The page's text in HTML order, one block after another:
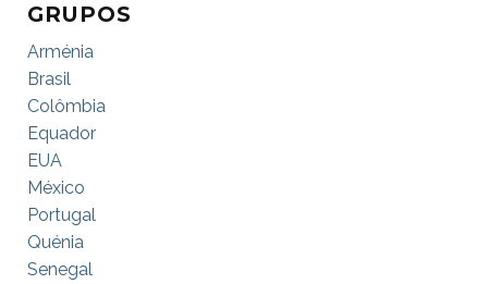
GRUPOS
Arménia
Brasil
Colômbia
Equador
EUA
México
Portugal
Quénia
Senegal